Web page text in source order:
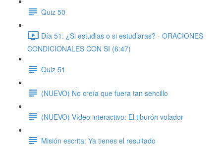
Quiz 50
Día 51: ¿Si estudias o si estudiaras? - ORACIONES
CONDICIONALES CON SI (6:47)
Quiz 51
(NUEVO) No creía que fuera tan sencillo
(NUEVO) Vídeo interactivo: El tiburón volador
Misión escrita: Ya tienes el resultado